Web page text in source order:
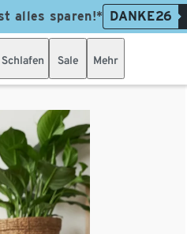
alles sparen!* DANKE26
Schlafen Sale Mehr